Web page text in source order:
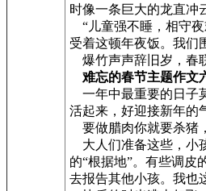
时像一条巨大的龙直冲
“儿童强不睡，相守夜
受着这顿年夜饭。我们
爆竹声声辞旧岁，春
难忘的春节主题作文
一年中最重要的日子
活起来，好迎接新年的
要做腊肉你就要杀猪
大人们准备这些，小
的“根据地”。有些调皮
去报告其他小孩。我也